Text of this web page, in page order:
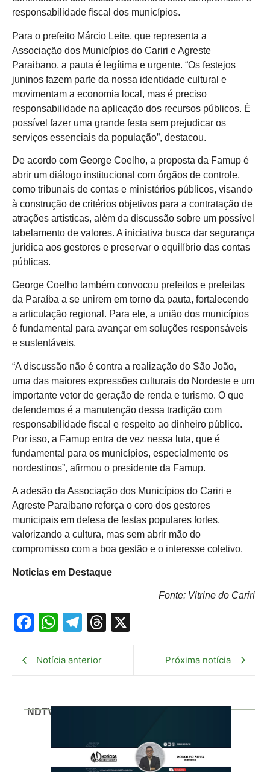
responsabilidade fiscal dos municípios.
Para o prefeito Márcio Leite, que representa a
Associação dos Municípios do Cariri e Agreste
Paraibano, a pauta é legítima e urgente. “Os festejos
juninos fazem parte da nossa identidade cultural e
movimentam a economia local, mas é preciso
responsabilidade na aplicação dos recursos públicos. É
possível fazer uma grande festa sem prejudicar os
serviços essenciais da população”, destacou.
De acordo com George Coelho, a proposta da Famup é
abrir um diálogo institucional com órgãos de controle,
como tribunais de contas e ministérios públicos, visando
à construção de critérios objetivos para a contratação de
atrações artísticas, além da discussão sobre um possível
tabelamento de valores. A iniciativa busca dar segurança
jurídica aos gestores e preservar o equilíbrio das contas
públicas.
George Coelho também convocou prefeitos e prefeitas
da Paraíba a se unirem em torno da pauta, fortalecendo
a articulação regional. Para ele, a união dos municípios
é fundamental para avançar em soluções responsáveis
e sustentáveis.
“A discussão não é contra a realização do São João,
uma das maiores expressões culturais do Nordeste e um
importante vetor de geração de renda e turismo. O que
defendemos é a manutenção dessa tradição com
responsabilidade fiscal e respeito ao dinheiro público.
Por isso, a Famup entra de vez nessa luta, que é
fundamental para os municípios, especialmente os
nordestinos”, afirmou o presidente da Famup.
A adesão da Associação dos Municípios do Cariri e
Agreste Paraibano reforça o coro dos gestores
municipais em defesa de festas populares fortes,
valorizando a cultura, mas sem abrir mão do
compromisso com a boa gestão e o interesse coletivo.
Noticias em Destaque
Fonte: Vitrine do Cariri
Facebook
WhatsApp
Telegram
Threads
Notícia anterior Próxima notícia
NDTV